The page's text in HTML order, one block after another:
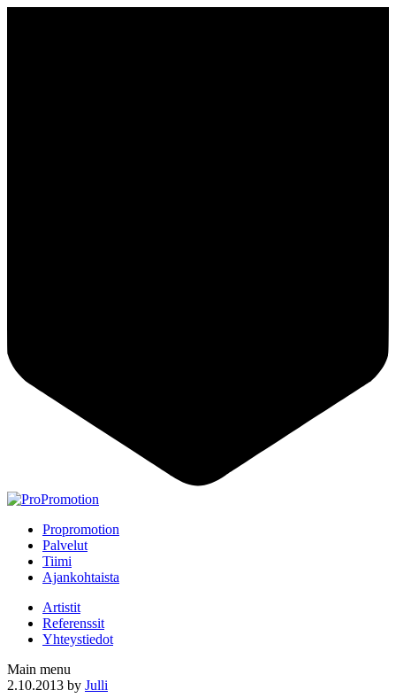
Propromotion
Palvelut
Tiimi
Ajankohtaista
Artistit
Referenssit
Yhteystiedot
Main menu
2.10.2013 by Julli